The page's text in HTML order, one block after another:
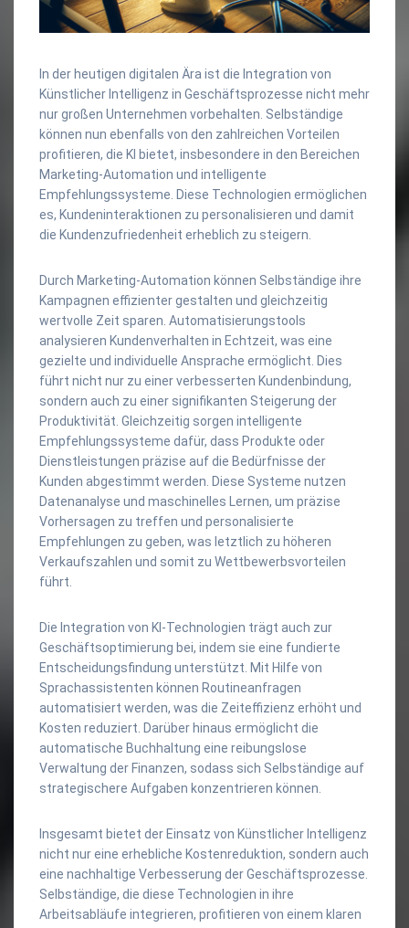
In der heutigen digitalen Ära ist die Integration von
Künstlicher Intelligenz in Geschäftsprozesse nicht mehr
nur großen Unternehmen vorbehalten. Selbständige
können nun ebenfalls von den zahlreichen Vorteilen
profitieren, die KI bietet, insbesondere in den Bereichen
Marketing-Automation und intelligente
Empfehlungssysteme. Diese Technologien ermöglichen
es, Kundeninteraktionen zu personalisieren und damit
die Kundenzufriedenheit erheblich zu steigern.
Durch Marketing-Automation können Selbständige ihre
Kampagnen effizienter gestalten und gleichzeitig
wertvolle Zeit sparen. Automatisierungstools
analysieren Kundenverhalten in Echtzeit, was eine
gezielte und individuelle Ansprache ermöglicht. Dies
führt nicht nur zu einer verbesserten Kundenbindung,
sondern auch zu einer signifikanten Steigerung der
Produktivität. Gleichzeitig sorgen intelligente
Empfehlungssysteme dafür, dass Produkte oder
Dienstleistungen präzise auf die Bedürfnisse der
Kunden abgestimmt werden. Diese Systeme nutzen
Datenanalyse und maschinelles Lernen, um präzise
Vorhersagen zu treffen und personalisierte
Empfehlungen zu geben, was letztlich zu höheren
Verkaufszahlen und somit zu Wettbewerbsvorteilen
führt.
Die Integration von KI-Technologien trägt auch zur
Geschäftsoptimierung bei, indem sie eine fundierte
Entscheidungsfindung unterstützt. Mit Hilfe von
Sprachassistenten können Routineanfragen
automatisiert werden, was die Zeiteffizienz erhöht und
Kosten reduziert. Darüber hinaus ermöglicht die
automatische Buchhaltung eine reibungslose
Verwaltung der Finanzen, sodass sich Selbständige auf
strategischere Aufgaben konzentrieren können.
Insgesamt bietet der Einsatz von Künstlicher Intelligenz
nicht nur eine erhebliche Kostenreduktion, sondern auch
eine nachhaltige Verbesserung der Geschäftsprozesse.
Selbständige, die diese Technologien in ihre
Arbeitsabläufe integrieren, profitieren von einem klaren